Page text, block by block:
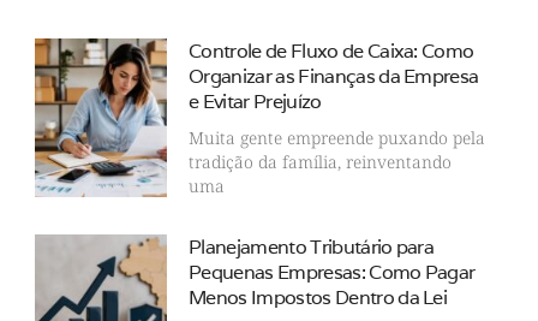
Controle de Fluxo de Caixa: Como
Organizar as Finanças da Empresa
e Evitar Prejuízo
Muita gente empreende puxando pela
tradição da família, reinventando
uma
Planejamento Tributário para
Pequenas Empresas: Como Pagar
Menos Impostos Dentro da Lei